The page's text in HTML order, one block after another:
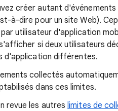
créer autant
à-dire pour un site Web).
utilisateur d'application
si deux utilisateurs
d'application différentes.
collectés
dans ces limites.
revue les autreslimites de